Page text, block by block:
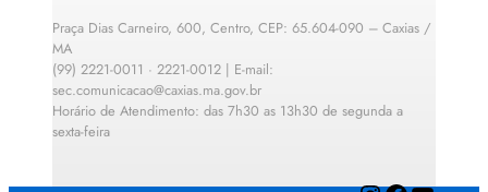
Praça Dias Carneiro, 600, Centro, CEP: 65.604-090 – Caxias /
MA
(99) 2221-0011 · 2221-0012 | E-mail:
sec.comunicacao@caxias.ma.gov.br
Horário de Atendimento: das 7h30 as 13h30 de segunda a
sexta-feira